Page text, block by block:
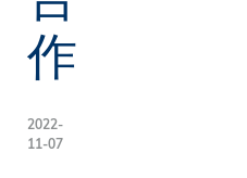
作
2022-
11-07